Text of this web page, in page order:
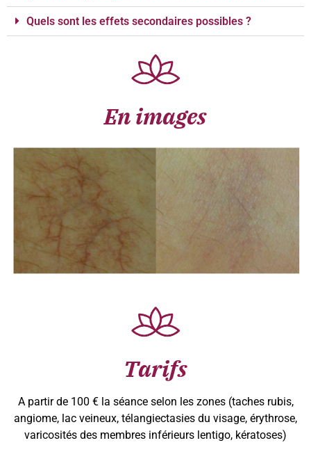
Quels sont les effets secondaires possibles ?
En images
Tarifs
A partir de 100 € la séance selon les zones (taches rubis,
angiome, lac veineux, télangiectasies du visage, érythrose,
varicosités des membres inférieurs lentigo, kératoses)